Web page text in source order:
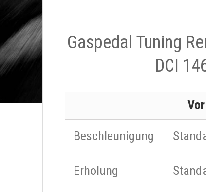
Gaspedal Tuning
DCI
Vor
Beschleunigung
Erholung